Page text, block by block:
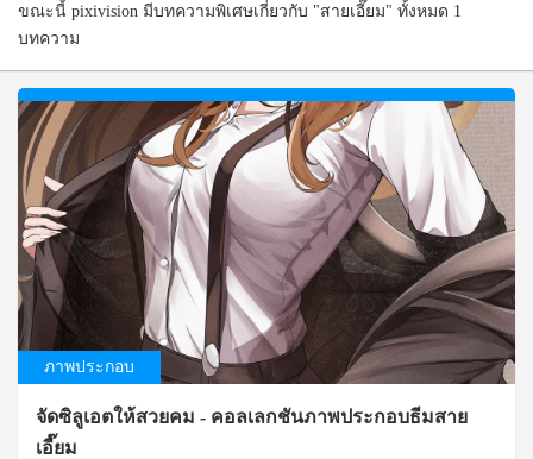
ขณะนี้ pixivision มีบทความพิเศษเกี่ยวกับ "สายเอี๊ยม" ทั้งหมด 1
บทความ
ภาพประกอบ
จัดซิลูเอตให้สวยคม - คอลเลกชันภาพประกอบธีมสาย
เอี๊ยม